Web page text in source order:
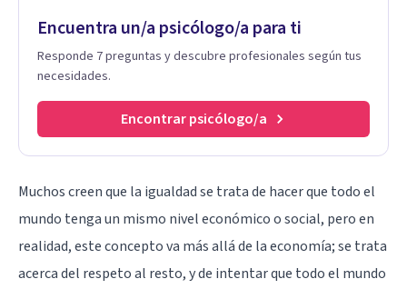
Encuentra un/a psicólogo/a para ti
Responde 7 preguntas y descubre profesionales según tus
necesidades.
Encontrar psicólogo/a
Muchos creen que la igualdad se trata de hacer que todo el
mundo tenga un mismo nivel económico o social, pero en
realidad, este concepto va más allá de la economía; se trata
acerca del respeto al resto, y de intentar que todo el mundo